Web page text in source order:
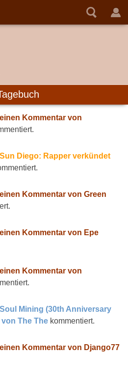
einen Kommentar von
Sun Diego: Rapper verkündet
einen Kommentar von Green
einen Kommentar von Epe
einen Kommentar von
Soul Mining (30th Anniversary
The The kommentiert.
einen Kommentar von Django77